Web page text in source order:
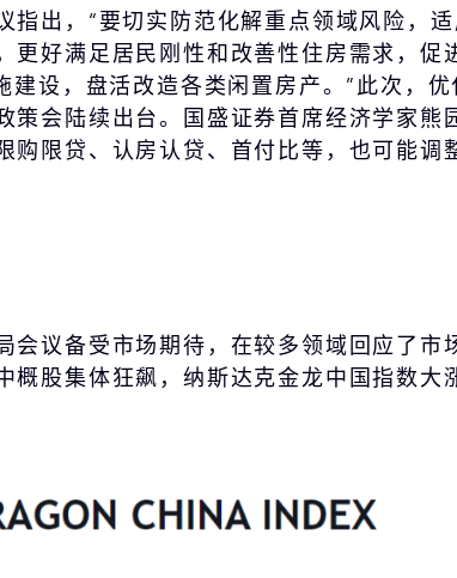
指出，“要切实防范化解重点领域风险，
更好满足居民刚性和改善性住房需求，
建设，盘活改造各类闲置房产。”此次，
策会陆续出台。国盛证券首席经济学家
限贷、认房认贷、首付比等，也可能调
会议备受市场期待，在较多领域回应了
概股集体狂飙，纳斯达克金龙中国指数